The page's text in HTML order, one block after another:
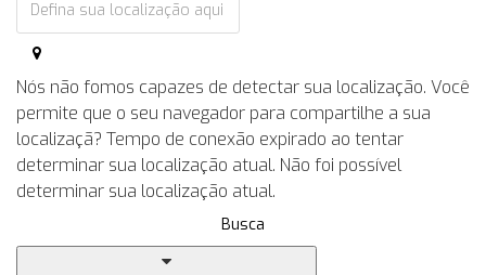
Nós não fomos capazes de detectar sua localização. Você
permite que o seu navegador para compartilhe a sua
localizaçã? Tempo de conexão expirado ao tentar
determinar sua localização atual. Não foi possível
determinar sua localização atual.
Busca